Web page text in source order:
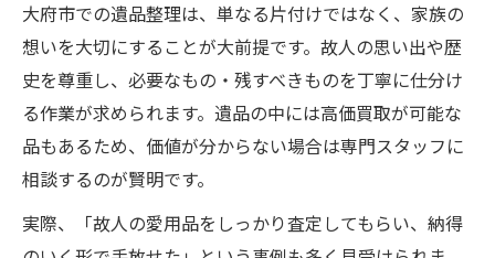
大府市での遺品整理は、単なる片付けではなく、家族の
想いを大切にすることが大前提です。故人の思い出や歴
史を尊重し、必要なもの・残すべきものを丁寧に仕分け
る作業が求められます。遺品の中には高価買取が可能な
品もあるため、価値が分からない場合は専門スタッフに
相談するのが賢明です。
実際、「故人の愛用品をしっかり査定してもらい、納得